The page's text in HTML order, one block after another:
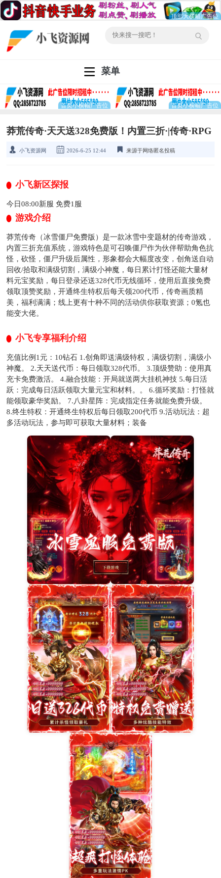
菜单
莽荒传奇·天天送328免费版！内置三折·|传奇·RPG
小飞资源网 2026-6-25 12:44 来源于网络匿名投稿
小飞新区探报
今日08:00新服 免费1服
游戏介绍
莽荒传奇（冰雪僵尸免费版）是一款冰雪中变题材的传奇游戏，
内置三折充值系统，游戏特色是可召唤僵尸作为伙伴帮助角色抗
怪，砍怪，僵尸升级后属性，形象都会大幅度改变，创角送自动
回收/拾取和满级切割，满级小神魔，每日累计打怪还能大量材
料元宝奖励，每日登录还送328代币无线循环，使用后直接免费
领取顶赞奖励，开通终生特权后每天领200代币，传奇画质精
美，福利满满；线上更有十种不同的活动供你获取资源；0氪也
能变大佬。
小飞专享福利介绍
充值比例1元：10钻石 1.创角即送满级特权，满级切割，满级小
神魔。 2.天天送代币：每日领取328代币。 3.顶级赞助：使用真
充卡免费激活。 4.融合技能：开局就送两大挂机神技 5.每日活
跃：完成每日活跃领取大量元宝和材料。。 6.循环奖励：打怪就
能领取豪华奖励。 7.八卦星阵：完成指定任务就能免费升级。
8.终生特权：开通终生特权后每日领取200代币 9.活动玩法：超
多活动玩法，参与即可获取大量材料；装备